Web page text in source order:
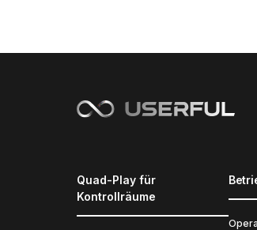
Quad-Play für
Kontrollräume